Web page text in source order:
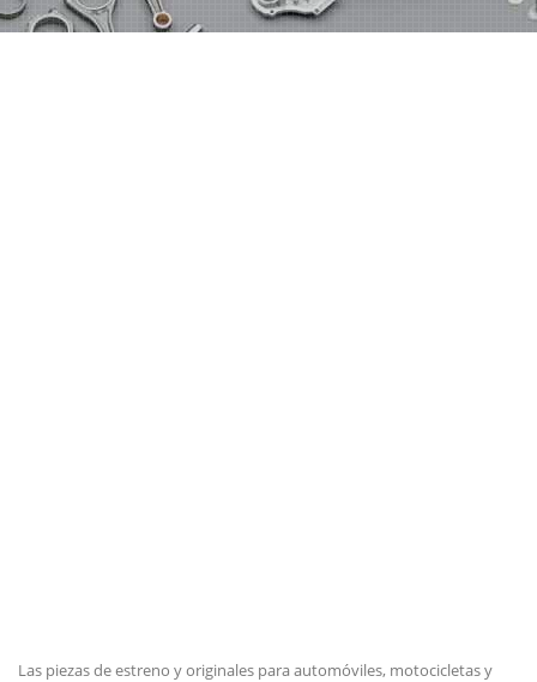
Las piezas de estreno y originales para automóviles, motocicletas y